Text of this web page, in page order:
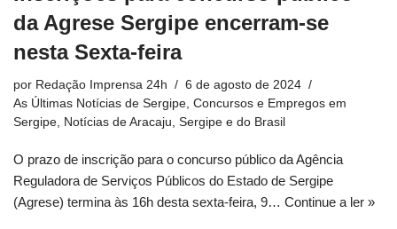
da Agrese Sergipe encerram-se
nesta Sexta-feira
por Redação Imprensa 24h
6 de agosto de 2024
As Últimas Notícias de Sergipe Concursos e Empregos em
Sergipe
Notícias de Aracaju, Sergipe e do Brasil
O prazo de inscrição para o concurso público da Agência
Reguladora de Serviços Públicos do Estado de Sergipe
(Agrese) termina às 16h desta sexta-feira, 9… Continue a ler »